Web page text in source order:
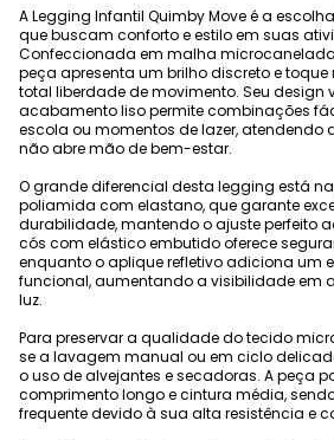
A Legging Infantil Quimby Move é a
que buscam conforto e estilo em suas
Confeccionada em malha
peça apresenta um brilho discreto e
total liberdade de movimento. Seu design
acabamento liso permite combinações
escola ou momentos de lazer, atendendo
não abre mão de bem-estar.
O grande diferencial desta legging está
poliamida com elastano, que garante
durabilidade, mantendo o ajuste perfeito
cós com elástico embutido oferece
enquanto o aplique refletivo adiciona um
funcional, aumentando a visibilidade em
luz.
Para preservar a qualidade do tecido
se a lavagem manual ou em ciclo
o uso de alvejantes e secadoras. A peça
comprimento longo e cintura média,
frequente devido à sua alta resistência e